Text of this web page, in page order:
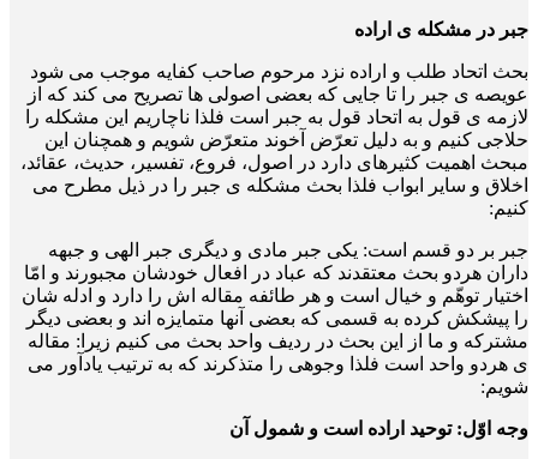
جبر در مشکله ی اراده
بحث اتحاد طلب و اراده نزد مرحوم صاحب کفایه موجب می شود
عویصه ی جبر را تا جایی که بعضی اصولی ها تصریح می کند که از
لازمه ی قول به اتحاد قول به جبر است فلذا ناچاریم این مشکله را
حلاجی کنیم و به دلیل تعرّض آخوند متعرّض شویم و همچنان این
مبحث اهمیت کثیره­ای دارد در اصول، فروع، تفسیر، حدیث، عقائد،
اخلاق و سایر ابواب فلذا بحث مشکله ی جبر را در ذیل مطرح می
کنیم:
جبر بر دو قسم است: یکی جبر مادی و دیگری جبر الهی و جبهه
داران هردو بحث معتقدند که عباد در افعال خودشان مجبورند و امّا
اختیار توهّم و خیال است و هر طائفه مقاله اش را دارد و ادله شان
را پیشکش کرده به قسمی که بعضی آنها متمایزه اند و بعضی دیگر
مشترکه و ما از این بحث در ردیف واحد بحث می کنیم زیرا: مقاله
ی هردو واحد است فلذا وجوهی را متذکرند که به ترتیب یادآور می
شویم:
وجه اوّل: توحید اراده است و شمول آن